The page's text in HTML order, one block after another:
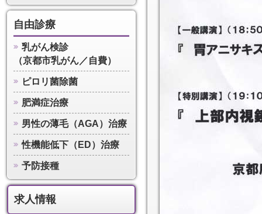
自由診療
乳がん検診
（京都市乳がん／自費）
ピロリ菌除菌
肥満症治療
男性の薄毛（AGA）治療
性機能低下（ED）治療
予防接種
求人情報